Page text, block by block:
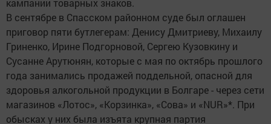
кампании товарных знаков.
В сентябре в Спасском районном суде был оглашен
приговор пяти бутлегерам: Денису Дмитриеву, Михаилу
Гриненко, Ирине Подгорновой, Сергею Кузовкину и
Сусанне Арутюнян, которые с мая по октябрь прошлого
года занимались продажей поддельной, опасной для
здоровья алкогольной продукции в Болгаре - через сети
магазинов «Лотос», «Корзинка», «Сова» и «NUR»*. При
обысках у них была изъята крупная партия